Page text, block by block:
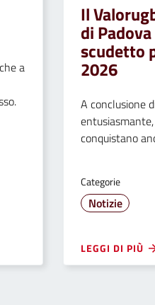
a
Il
di
scudetto
2026
A conclusione
conquistano
Categorie
Notizie
LEGGI DI PIÙ